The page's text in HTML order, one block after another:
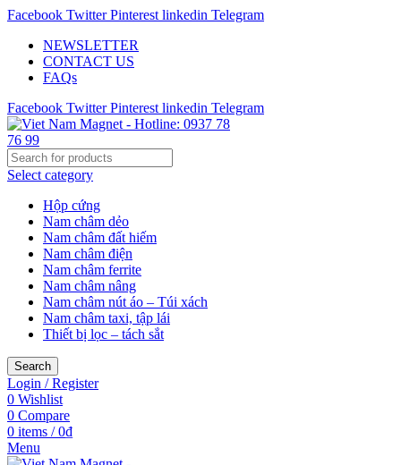
Facebook Twitter Pinterest linkedin Telegram
NEWSLETTER
CONTACT US
FAQs
Facebook Twitter Pinterest linkedin Telegram
Select category
Hộp cứng
Nam châm dẻo
Nam châm đất hiếm
Nam châm điện
Nam châm ferrite
Nam châm nâng
Nam châm nút áo – Túi xách
Nam châm taxi, tập lái
Thiết bị lọc – tách sắt
Search
Login / Register
0 Wishlist
0 Compare
0 items / 0₫
Menu